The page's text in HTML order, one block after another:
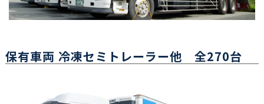
保有車両 冷凍セミトレーラー他 全270台